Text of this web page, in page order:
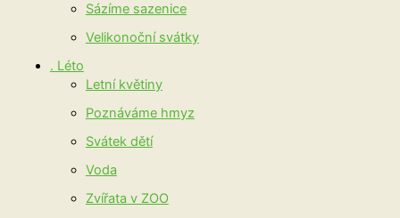
Sázíme sazenice
Velikonoční svátky
. Léto
Letní květiny
Poznáváme hmyz
Svátek dětí
Voda
Zvířata v ZOO